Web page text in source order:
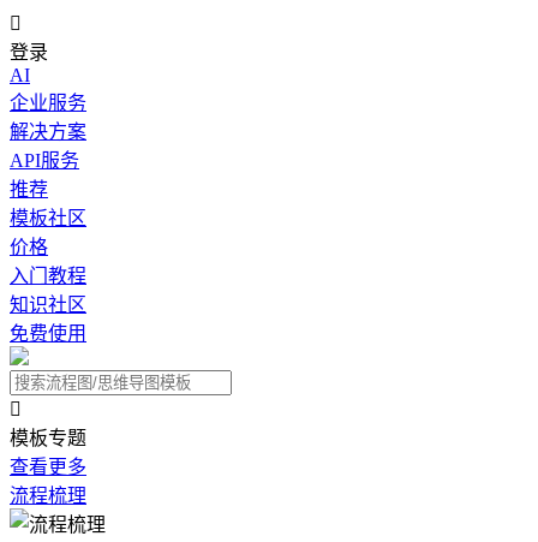

登录
AI
企业服务
解决方案
API服务
推荐
模板社区
价格
入门教程
知识社区
免费使用

模板专题
查看更多
流程梳理